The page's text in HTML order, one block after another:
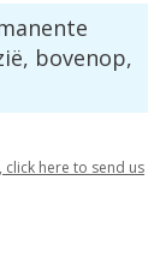
ë, bovenop,
, click here to send us